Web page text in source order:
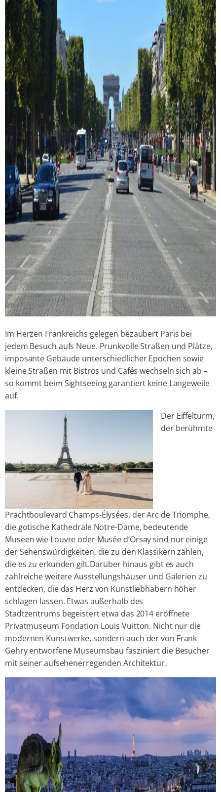
Im Herzen Frankreichs gelegen bezaubert Paris bei
jedem Besuch aufs Neue. Prunkvolle Straßen und Plätze,
imposante Gebäude unterschiedlicher Epochen sowie
kleine Straßen mit Bistros und Cafés wechseln sich ab –
so kommt beim Sightseeing garantiert keine Langeweile
auf.
Der Eiffelturm,
der berühmte
Prachtboulevard Champs-Élysées, der Arc de Triomphe,
die gotische Kathedrale Notre-Dame, bedeutende
Museen wie Louvre oder Musée d’Orsay sind nur einige
der Sehenswürdigkeiten, die zu den Klassikern zählen,
die es zu erkunden gilt.Darüber hinaus gibt es auch
zahlreiche weitere Ausstellungshäuser und Galerien zu
entdecken, die das Herz von Kunstliebhabern höher
schlagen lassen. Etwas außerhalb des
Stadtzentrums begeistert etwa das 2014 eröffnete
Privatmuseum Fondation Louis Vuitton. Nicht nur die
modernen Kunstwerke, sondern auch der von Frank
Gehry entworfene Museumsbau fasziniert die Besucher
mit seiner aufsehenerregenden Architektur.